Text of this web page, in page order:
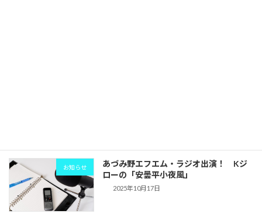
お知らせ
あづみ野エフエム・ラジオ出演！ Kジ
ローの「安曇平小夜風」
2025年10月17日